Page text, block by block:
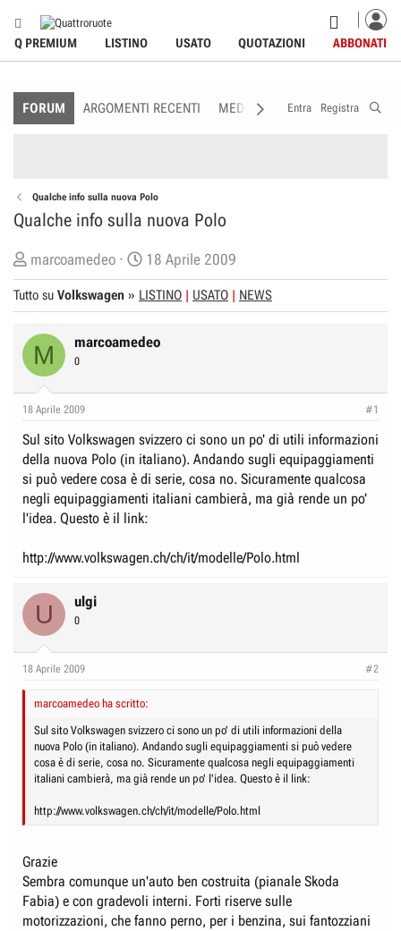
Q PREMIUM LISTINO USATO QUOTAZIONI ABBONATI
FORUM ARGOMENTI RECENTI MEDIA MEMBRI
Entra Registra
Qualche info sulla nuova Polo
Qualche info sulla nuova Polo
C
r
e
t
o
e
D
i
s
c
u
s
o
marcoamedeo
D
a
t
d
z
i
o
18 Aprile 2009
Tutto su Volkswagen » LISTINO USATO NEWS
M marcoamedeo
0
18 Aprile 2009 #1
Sul sito Volkswagen svizzero ci sono un po' di utili informazioni
della nuova Polo (in italiano). Andando sugli equipaggiamenti
si può vedere cosa è di serie, cosa no. Sicuramente qualcosa
negli equipaggiamenti italiani cambierà, ma già rende un po'
l'idea. Questo è il link:
http://www.volkswagen.ch/ch/it/modelle/Polo.html
U ulgi
0
18 Aprile 2009 #2
marcoamedeo ha scritto:
Sul sito Volkswagen svizzero ci sono un po' di utili informazioni della
nuova Polo (in italiano). Andando sugli equipaggiamenti si può vedere
cosa è di serie, cosa no. Sicuramente qualcosa negli equipaggiamenti
italiani cambierà, ma già rende un po' l'idea. Questo è il link:
http://www.volkswagen.ch/ch/it/modelle/Polo.html
Grazie
Sembra comunque un'auto ben costruita (pianale Skoda
Fabia) e con gradevoli interni. Forti riserve sulle
motorizzazioni, che fanno perno, per i benzina, sui fantozziani